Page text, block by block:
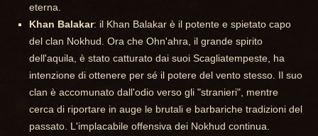
eterna.
Khan Balakar: il Khan Balakar è il potente e spietato capo
del clan Nokhud. Ora che Ohn'ahra, il grande spirito
dell'aquila, è stato catturato dai suoi Scagliatempeste, ha
intenzione di ottenere per sé il potere del vento stesso. Il suo
clan è accomunato dall'odio verso gli "stranieri", mentre
cerca di riportare in auge le brutali e barbariche tradizioni del
passato. L'implacabile offensiva dei Nokhud continua.